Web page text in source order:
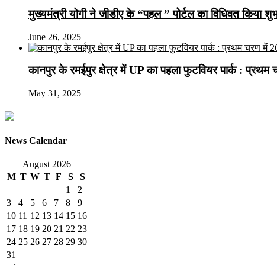
मुख्यमंत्री योगी ने जीडीए के “पहल ” पोर्टल का विधिवत किया
June 26, 2025
कानपुर के रमईपुर क्षेत्र में UP का पहला फुटवियर पार्क :
May 31, 2025
News Calendar
August 2026
M T W T F S
S
1
2
3
4 5 6 7 8
9
10 11 12 13 14 15 16
17 18 19 20 21 22 23
24 25 26 27 28 29 30
31